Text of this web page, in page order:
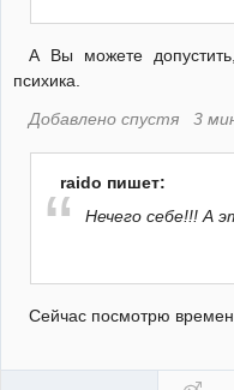
А Вы можете
психика.
Добавлено спустя 3
raido пишет:
Нечего себе!!! А
Сейчас посмотрю